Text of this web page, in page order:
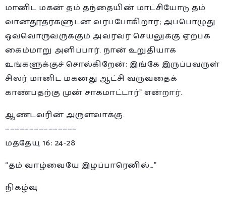
மானிட மகன் தம் தந்தையின் மாட்சியோடு தம்
வானதூதர்களுடன் வரப்போகிறார்; அப்பொழுது
ஒவ்வொருவருக்கும் அவரவர் செயலுக்கு ஏற்பக்
கைம்மாறு அளிப்பார். நான் உறுதியாக
உங்களுக்குச் சொல்கிறேன்: இங்கே இருப்பவருள்
சிலர் மானிட மகனது ஆட்சி வருவதைக்
காண்பதற்கு முன் சாகமாட்டார்” என்றார்.
ஆண்டவரின் அருள்வாக்கு.
———————————————
மத்தேயு 16: 24-28
“தம் வாழ்வையே இழப்பாரெனில்…”
நிகழ்வு